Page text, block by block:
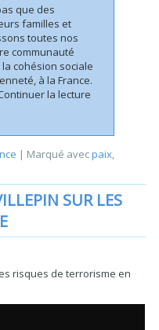
que des
familles et
toutes nos
communauté
cohésion sociale
à la France.
la lecture
| Marqué avecpaix,
SUR LES
risques de terrorisme en